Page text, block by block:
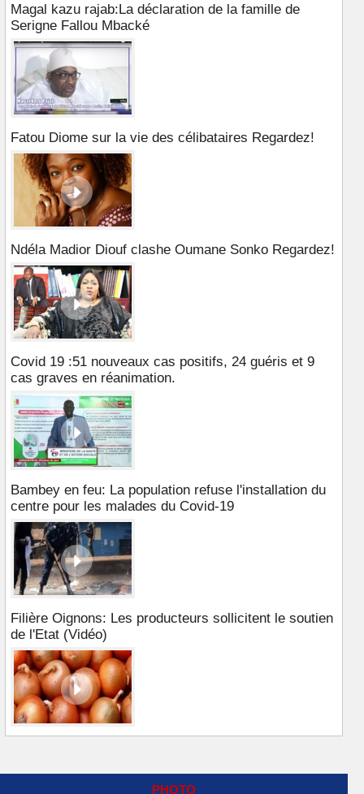
Magal kazu rajab:La déclaration de la famille de
Serigne Fallou Mbacké
Fatou Diome sur la vie des célibataires Regardez!
Ndéla Madior Diouf clashe Oumane Sonko Regardez!
Covid 19 :51 nouveaux cas positifs, 24 guéris et 9
cas graves en réanimation.
Bambey en feu: La population refuse l'installation du
centre pour les malades du Covid-19
Filière Oignons: Les producteurs sollicitent le soutien
de l'Etat (Vidéo)
PHOTO